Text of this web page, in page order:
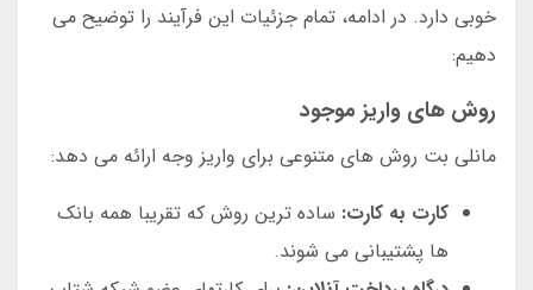
خوبی دارد. در ادامه، تمام جزئیات این فرآیند را توضیح می
دهیم:
روش های واریز موجود
مانلی بت روش های متنوعی برای واریز وجه ارائه می دهد:
کارت به کارت: ساده ترین روش که تقریبا همه بانک
ها پشتیبانی می شوند.